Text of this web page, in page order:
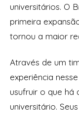
universitários. O
primeira
tornou a maior
Através de um
experiência
usufruir o que há
universitário.